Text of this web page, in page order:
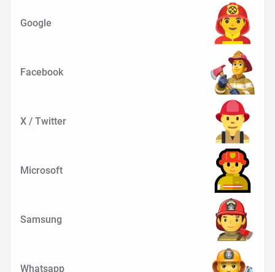
Google
Facebook
X / Twitter
Microsoft
Samsung
Whatsapp